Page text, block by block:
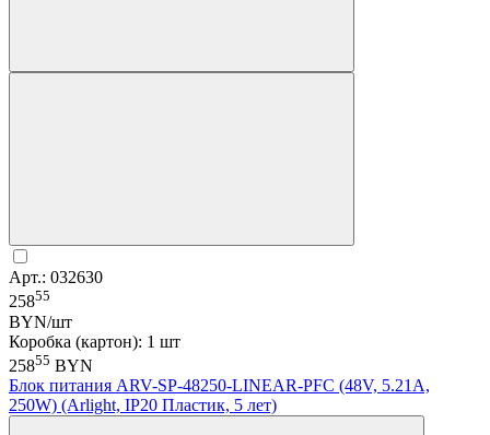
Арт.: 032630
25855
BYN/шт
Коробка (картон): 1 шт
25855 BYN
Блок питания ARV-SP-48250-LINEAR-PFC (48V, 5.21A,
250W) (Arlight, IP20 Пластик, 5 лет)